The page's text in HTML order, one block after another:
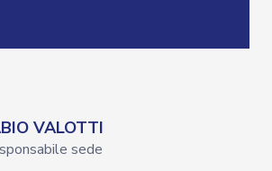
VALOTTI
sede